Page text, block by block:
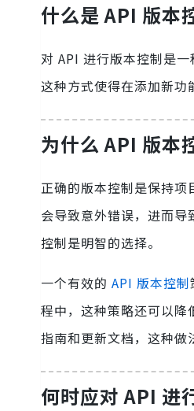
什么是 API 版本
对 API 进行版本控制是
这种方式使得在添加新功
为什么 API 版本
正确的版本控制是保持
会导致意外错误，进而
控制是明智的选择。
一个有效的 API 版本控制
程中，这种策略还可以
指南和更新文档，这种做
何时应对 API 进